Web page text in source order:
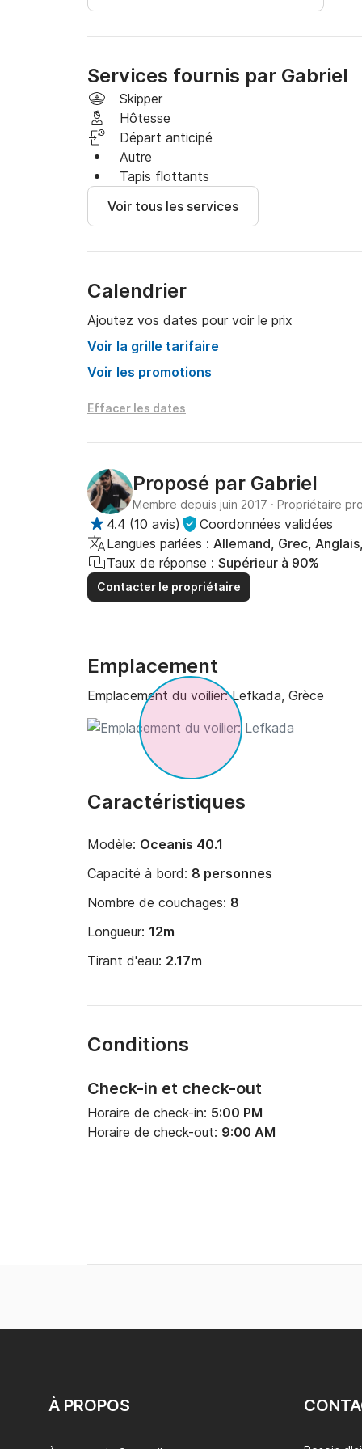
Approvisionnement en eau gratuit
Service de carburant à quai
Services fournis par Gabriel
Skipper
Hôtesse
Départ anticipé
Autre
Tapis flottants
Voir tous les services
Calendrier
Ajoutez vos dates pour voir le prix
Voir la grille tarifaire
Voir les promotions
Effacer les dates
Proposé par Gabriel
Membre depuis juin 2017 · Propriétaire
4.4 (10 avis)
Coordonnées validées
Langues parlées : Allemand, Grec,
Taux de réponse : Supérieur à 90%
Contacter le propriétaire
Emplacement
Emplacement du voilier:Lefkada, Grèce
Caractéristiques
Modèle: Oceanis 40.1
Capacité à bord: 8 personnes
Nombre de couchages: 8
Longueur: 12m
Tirant d'eau: 2.17m
Conditions
Check-in et check-out
Horaire de check-in: 5:00 PM
Horaire de check-out: 9:00 AM
À PROPOS